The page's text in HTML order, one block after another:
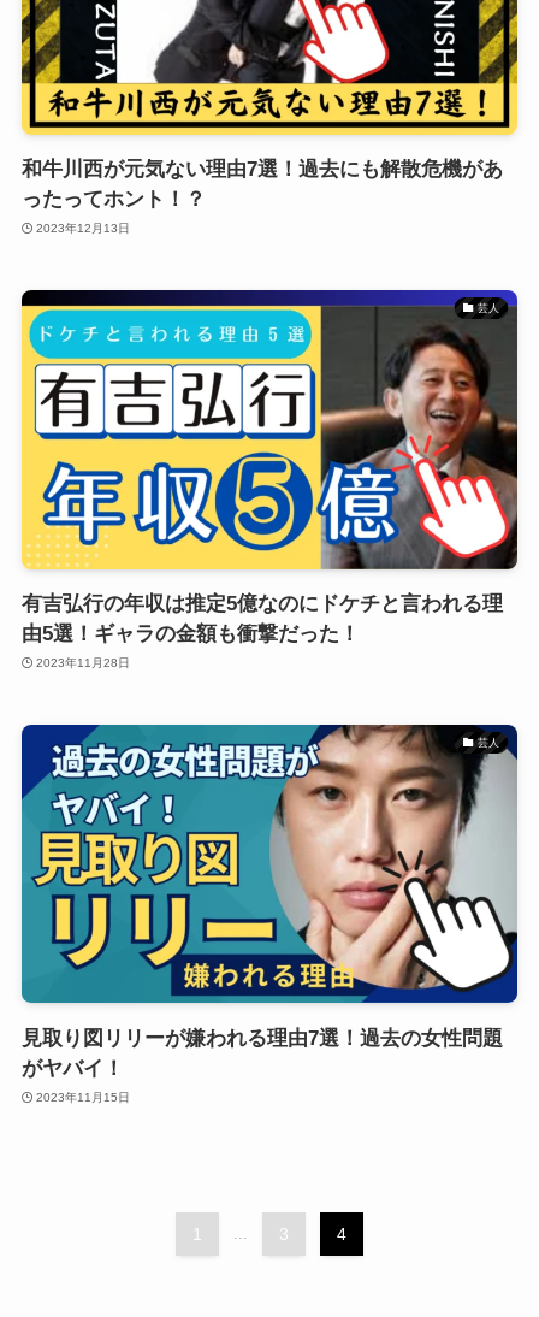
和牛川西が元気ない理由7選！過去にも解散危機があ
ったってホント！？
2023年12月13日
芸人
有吉弘行の年収は推定5億なのにドケチと言われる理
由5選！ギャラの金額も衝撃だった！
2023年11月28日
芸人
見取り図リリーが嫌われる理由7選！過去の女性問題
がヤバイ！
2023年11月15日
1 ... 3 4